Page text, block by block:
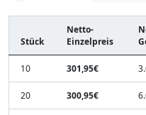
Stück
Netto-
Einzelpreis
10 301,95€
20 300,95€